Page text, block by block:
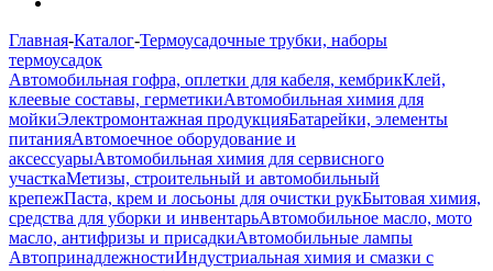
Главная-Каталог-Термоусадочные трубки, наборы
термоусадок
Автомобильная гофра, оплетки для кабеля, кембрикКлей,
клеевые составы, герметикиАвтомобильная химия для
мойкиЭлектромонтажная продукцияБатарейки, элементы
питанияАвтомоечное оборудование и
аксессуарыАвтомобильная химия для сервисного
участкаМетизы, строительный и автомобильный
крепежПаста, крем и лосьоны для очистки рукБытовая химия,
средства для уборки и инвентарьАвтомобильное масло, мото
масло, антифризы и присадкиАвтомобильные лампы
АвтопринадлежностиИндустриальная химия и смазки с